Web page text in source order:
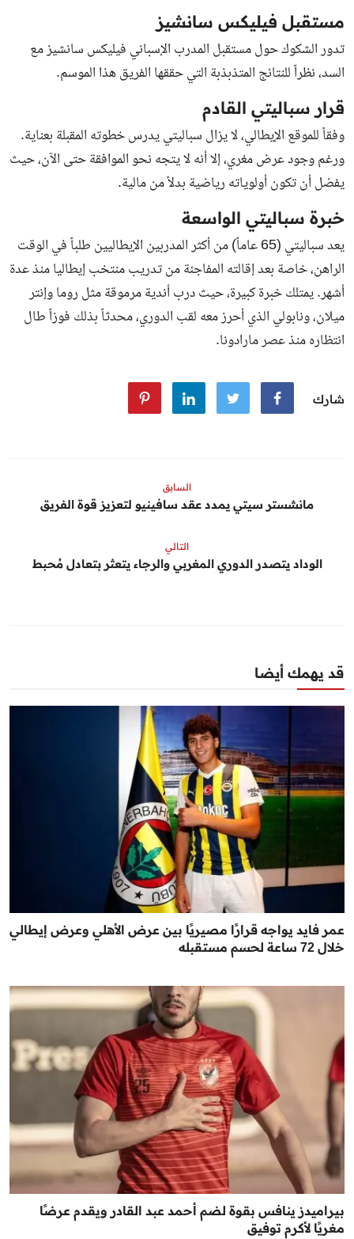
مستقبل فيليكس سانشيز
تدور الشكوك حول مستقبل المدرب الإسباني فيليكس سانشيز مع
السد، نظراً للنتائج المتذبذبة التي حققها الفريق هذا الموسم.
قرار سباليتي القادم
وفقاً للموقع الإيطالي، لا يزال سباليتي يدرس خطوته المقبلة بعناية.
ورغم وجود عرض مغري، إلا أنه لا يتجه نحو الموافقة حتى الآن، حيث
يفضل أن تكون أولوياته رياضية بدلاً من مالية.
خبرة سباليتي الواسعة
يعد سباليتي (65 عاماً) من أكثر المدربين الإيطاليين طلباً في الوقت
الراهن، خاصة بعد إقالته المفاجئة من تدريب منتخب إيطاليا منذ عدة
أشهر. يمتلك خبرة كبيرة، حيث درب أندية مرموقة مثل روما وإنتر
ميلان، ونابولي الذي أحرز معه لقب الدوري، محدثاً بذلك فوزاً طال
انتظاره منذ عصر مارادونا.
شارك
السابق
مانشستر سيتي يمدد عقد سافينيو لتعزيز قوة الفريق
التالي
الوداد يتصدر الدوري المغربي والرجاء يتعثر بتعادل مُحبط
قد يهمك أيضا
عمر فايد يواجه قرارًا مصيريًا بين عرض الأهلي وعرض إيطالي
خلال 72 ساعة لحسم مستقبله
بيراميدز ينافس بقوة لضم أحمد عبد القادر ويقدم عرضًا
مغريًا لأكرم توفيق